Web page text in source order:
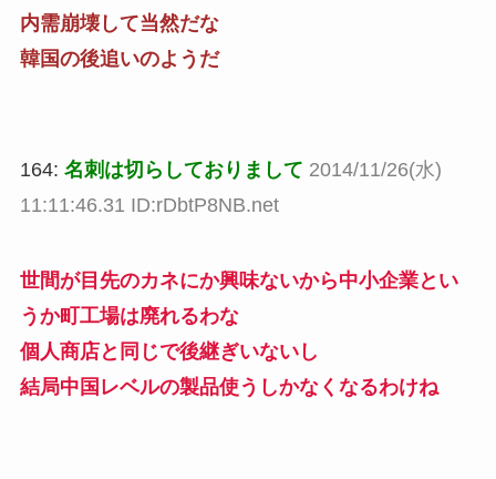
内需崩壊して当然だな
韓国の後追いのようだ
164: 名刺は切らしておりまして 2014/11/26(水)
11:11:46.31 ID:rDbtP8NB.net
世間が目先のカネにか興味ないから中小企業とい
うか町工場は廃れるわな
個人商店と同じで後継ぎいないし
結局中国レベルの製品使うしかなくなるわけね